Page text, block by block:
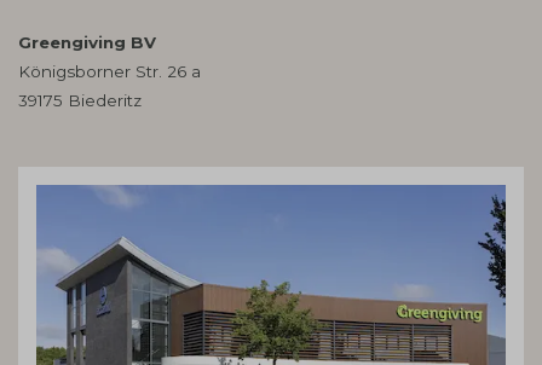
Greengiving BV
Königsborner Str. 26 a
39175 Biederitz